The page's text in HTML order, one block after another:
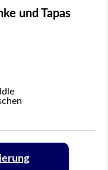
und Tapas